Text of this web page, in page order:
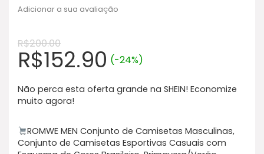
Adicionar a sua avaliação
R$200.00
R$152.90 (-24%)
Não perca esta oferta grande na SHEIN! Economize
muito agora!​
ROMWE MEN Conjunto de Camisetas Masculinas,
Conjunto de Camisetas Esportivas Casuais com